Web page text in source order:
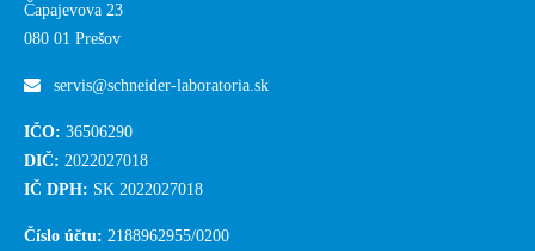
Čapajevova 23
080 01 Prešov
servis@schneider-laboratoria.sk
IČO: 36506290
DIČ: 2022027018
IČ DPH: SK 2022027018
Číslo účtu: 2188962955/0200